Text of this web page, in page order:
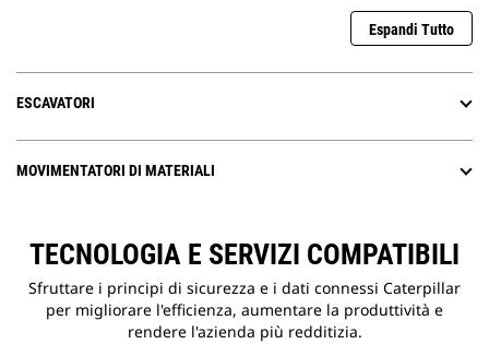
Espandi Tutto
ESCAVATORI
MOVIMENTATORI DI MATERIALI
TECNOLOGIA E SERVIZI COMPATIBILI
Sfruttare i principi di sicurezza e i dati connessi Caterpillar
per migliorare l'efficienza, aumentare la produttività e
rendere l'azienda più redditizia.